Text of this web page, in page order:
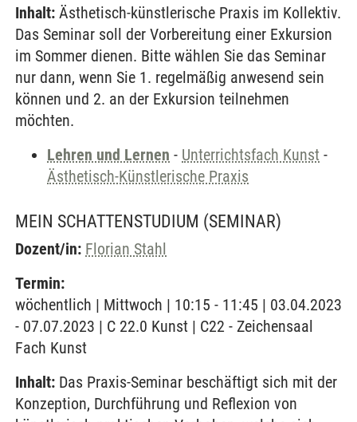
Inhalt: Ästhetisch-künstlerische Praxis im Kollektiv.
Das Seminar soll der Vorbereitung einer Exkursion
im Sommer dienen. Bitte wählen Sie das Seminar
nur dann, wenn Sie 1. regelmäßig anwesend sein
können und 2. an der Exkursion teilnehmen
möchten.
Lehren und Lernen - Unterrichtsfach Kunst -
Ästhetisch-Künstlerische Praxis
MEIN SCHATTENSTUDIUM (SEMINAR)
Dozent/in: Florian Stahl
Termin:
wöchentlich | Mittwoch | 10:15 - 11:45 | 03.04.2023
- 07.07.2023 | C 22.0 Kunst | C22 - Zeichensaal
Fach Kunst
Inhalt: Das Praxis-Seminar beschäftigt sich mit der
Konzeption, Durchführung und Reflexion von